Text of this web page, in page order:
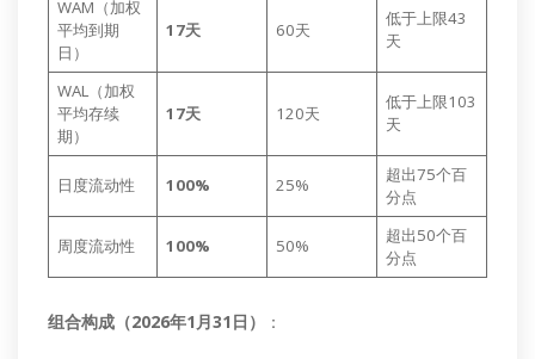
WAM（加权
平均到期
日）
17天 60天
低于上限43
天
WAL（加权
平均存续
期）
17天 120天
低于上限103
天
日度流动性 100% 25%
超出75个百
分点
周度流动性 100% 50%
超出50个百
分点
组合构成（2026年1月31日） ：